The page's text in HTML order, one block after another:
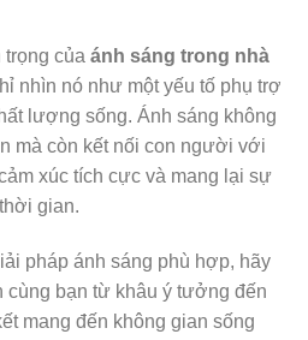
trọng của ánh sáng trong nhà
nhìn nó như một yếu tố phụ trợ
lượng sống. Ánh sáng không
mà còn kết nối con người với
xúc tích cực và mang lại sự
gian.
pháp ánh sáng phù hợp, hãy
cùng bạn từ khâu ý tưởng đến
mang đến không gian sống